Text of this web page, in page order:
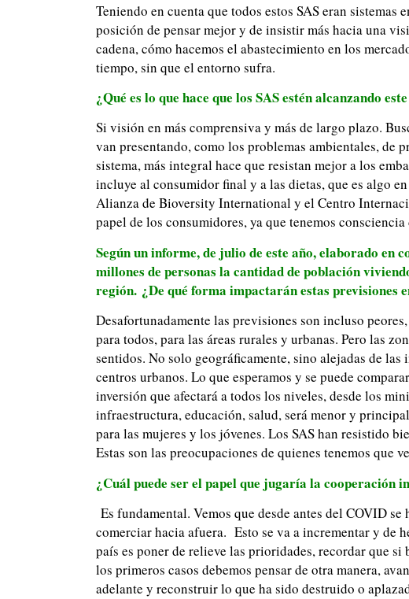
Teniendo en cuenta que todos estos SAS eran
posición de pensar mejor y de insistir más hacia una
cadena, cómo hacemos el abastecimiento en los
tiempo, sin que el entorno sufra.
¿Qué es lo que hace que los SAS estén alcanzando
Si visión en más comprensiva y más de largo plazo.
van presentando, como los problemas ambientales, de
sistema, más integral hace que resistan mejor a los
incluye al consumidor final y a las dietas, que es algo
Alianza de Bioversity International y el Centro
papel de los consumidores, ya que tenemos
Según un informe, de julio de este año, elaborado
millones de personas la cantidad de población
región. ¿De qué forma impactarán estas
Desafortunadamente las previsiones son incluso
para todos, para las áreas rurales y urbanas. Pero las
sentidos. No solo geográficamente, sino alejadas de
centros urbanos. Lo que esperamos y se puede
inversión que afectará a todos los niveles, desde los
infraestructura, educación, salud, será menor y
para las mujeres y los jóvenes. Los SAS han resistido
Estas son las preocupaciones de quienes tenemos que
¿Cuál puede ser el papel que jugaría la cooperación
Es fundamental. Vemos que desde antes del COVID
comerciar hacia afuera. Esto se va a incrementar y de
país es poner de relieve las prioridades, recordar que
los primeros casos debemos pensar de otra manera,
adelante y reconstruir lo que ha sido destruido o